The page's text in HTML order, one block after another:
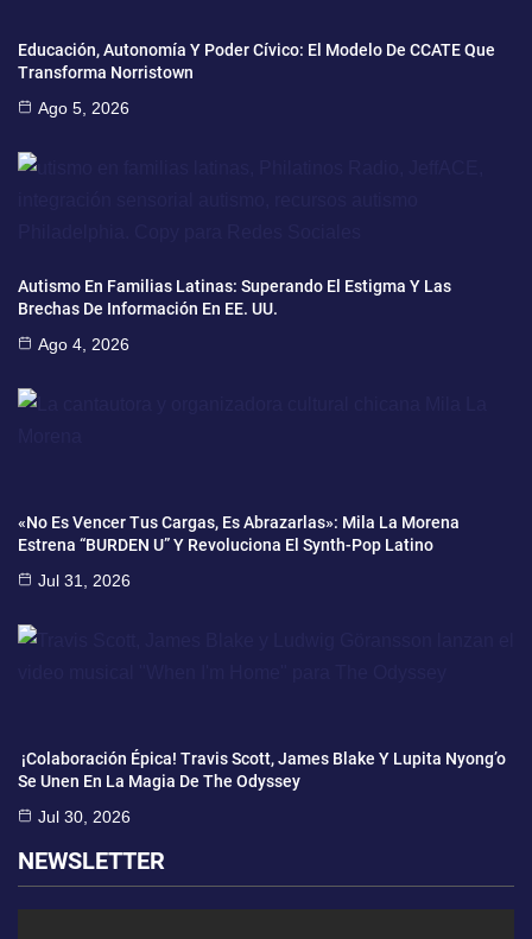
Educación, Autonomía Y Poder Cívico: El Modelo De CCATE Que
Transforma Norristown
Ago 5, 2026
Autismo En Familias Latinas: Superando El Estigma Y Las
Brechas De Información En EE. UU.
Ago 4, 2026
«No Es Vencer Tus Cargas, Es Abrazarlas»: Mila La Morena
Estrena “BURDEN U” Y Revoluciona El Synth-Pop Latino
Jul 31, 2026
¡Colaboración Épica! Travis Scott, James Blake Y Lupita Nyong’o
Se Unen En La Magia De The Odyssey
Jul 30, 2026
NEWSLETTER